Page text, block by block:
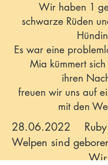
Wir haben 1
schwarze Rüden
Es war eine
Mia kümmert
ihren
freuen wir uns auf
mit den
28.06.2022
Welpen sind
Wir